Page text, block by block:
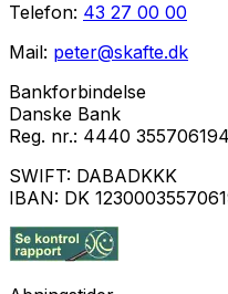
Telefon: 43 27 00 00
Mail: peter@skafte.dk
Bankforbindelse
Danske Bank
Reg. nr.: 4440
SWIFT: DABADKKK
IBAN: DK